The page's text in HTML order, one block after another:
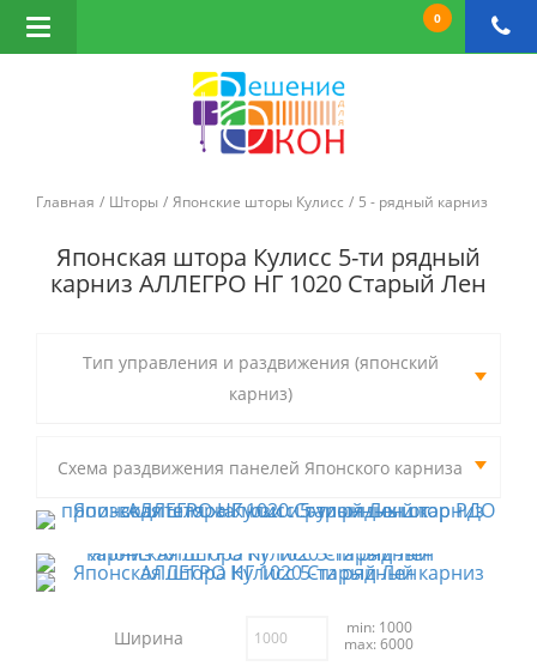
0
Открыть
навигацию
Главная Шторы Японские шторы Кулисс 5 - рядный карниз
Японская штора Кулисс 5-ти рядный
карниз АЛЛЕГРО НГ 1020 Старый Лен
Тип управления и раздвижения (японский
карниз)
Схема раздвижения панелей Японского карниза
Ширина
min: 1000
max: 6000